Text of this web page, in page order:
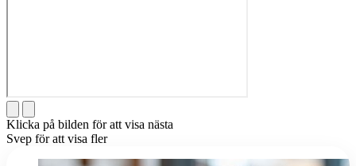
Klicka på bilden för att visa nästa
Svep för att visa fler